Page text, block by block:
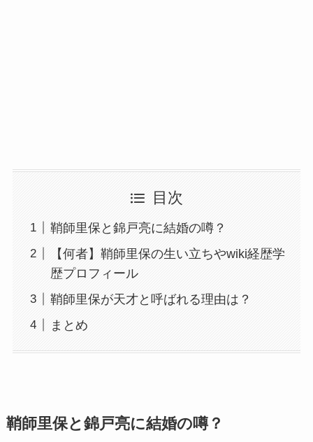
目次
鞘師里保と錦戸亮に結婚の噂？
【何者】鞘師里保の生い立ちやwiki経歴学
歴プロフィール
鞘師里保が天才と呼ばれる理由は？
まとめ
鞘師里保と錦戸亮に結婚の噂？